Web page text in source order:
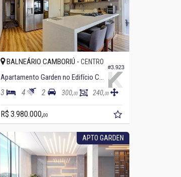
#3.923
BALNEÁRIO CAMBORIÚ - CENTRO
Apartamento Garden no Edifício Cote D´ Azur
3 4 2 300,00 240,00
R$ 3.980.000,00
APTO GARDEN